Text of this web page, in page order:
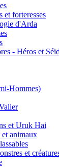
et forteresses
d'Arda
- Héros et
Hommes)
et Uruk Hai
et animaux
et